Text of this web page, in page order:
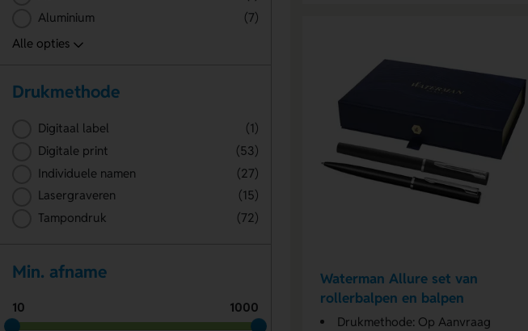
Waterman Allure set van
rollerbalpen en balpen
Drukmethode: Op Aanvraag
Aluminium
(7)
Drukmethode
Digitaal label
(1)
Digitale print
(53)
Individuele namen
(27)
Lasergraveren
(15)
Tampondruk
(72)
Min. afname
10 1000